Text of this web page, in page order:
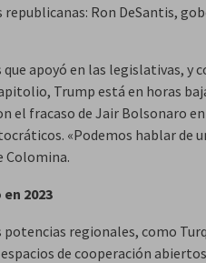
Ron DeSantis,
apoyó en las legislativas, y
Trump está en horas
el fracaso de Jair Bolsonaro
«Podemos hablar de
Colomina.
2023
regionales, como
de cooperación